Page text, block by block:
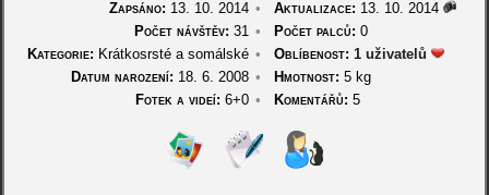
Zapsáno: 13. 10. 2014 • Aktualizace: 13. 10. 2014
Počet návštěv: 31 • Počet palců: 0
Kategorie: Krátkosrsté a somálské • Oblíbenost: 1 uživatelů
Datum narození: 18. 6. 2008 • Hmotnost: 5 kg
Fotek a videí: 6+0 • Komentářů: 5